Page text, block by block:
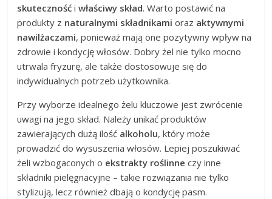
skuteczność iwłaściwy skład. Warto postawić na
produkty z naturalnymi składnikami oraz aktywnymi
nawilżaczami, ponieważ mają one pozytywny wpływ na
zdrowie i kondycję włosów. Dobry żel nie tylko mocno
utrwala fryzurę, ale także dostosowuje się do
indywidualnych potrzeb użytkownika.
Przy wyborze idealnego żelu kluczowe jest zwrócenie
uwagi na jego skład. Należy unikać produktów
zawierających dużą ilość alkoholu, który może
prowadzić do wysuszenia włosów. Lepiej poszukiwać
żeli wzbogaconych o ekstrakty roślinne czy inne
składniki pielęgnacyjne – takie rozwiązania nie tylko
stylizują, lecz również dbają o kondycję pasm.